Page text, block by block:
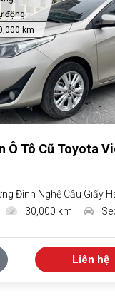
động
km
Ô Tô Cũ Toyota
Đình Nghệ Cầu Giấy
30,000 km
Liên hệ